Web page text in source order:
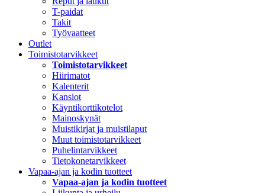
T-paidat
Takit
Työvaatteet
Outlet
Toimistotarvikkeet
Toimistotarvikkeet
Hiirimatot
Kalenterit
Kansiot
Käyntikorttikotelot
Mainoskynät
Muistikirjat ja muistilaput
Muut toimistotarvikkeet
Puhelintarvikkeet
Tietokonetarvikkeet
Vapaa-ajan ja kodin tuotteet
Vapaa-ajan ja kodin tuotteet